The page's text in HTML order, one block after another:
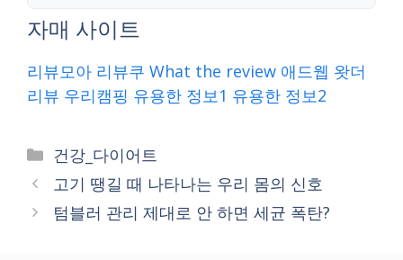
자매 사이트
리뷰모아 리뷰쿠 What the review 애드웹 왓더
리뷰 우리캠핑 유용한 정보1 유용한 정보2
Categories
건강_다이어트
고기 땡길 때 나타나는 우리 몸의 신호
텀블러 관리 제대로 안 하면 세균 폭탄?